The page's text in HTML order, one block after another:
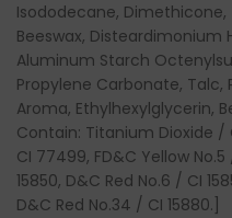
Isododecane,
Beeswax,
Aluminum Starch
Propylene Carbonate, Talc,
Aroma, Ethylhexylglycerin,
Contain: Titanium Dioxide /
CI 77499, FD&C Yellow No.5
15850, D&C Red No.6 / CI
D&C Red No.34 / CI 15880.]